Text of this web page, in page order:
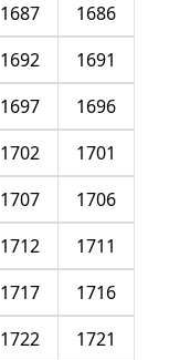
1686
1687
1691
1692
1696
1697
1701
1702
1706
1707
1711
1712
1716
1717
1721
1722